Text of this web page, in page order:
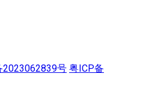
2023062839号 粤ICP备